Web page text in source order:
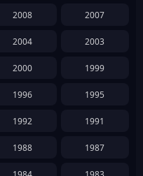
2008 2007
2004 2003
2000 1999
1996 1995
1992 1991
1988 1987